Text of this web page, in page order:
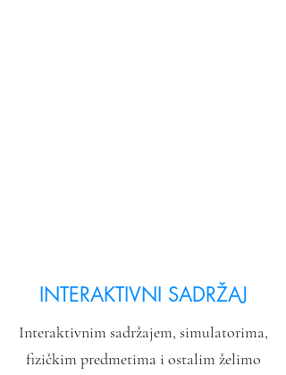
INTERAKTIVNI SADRŽAJ
Interaktivnim sadržajem, simulatorima,
fizičkim predmetima i ostalim želimo